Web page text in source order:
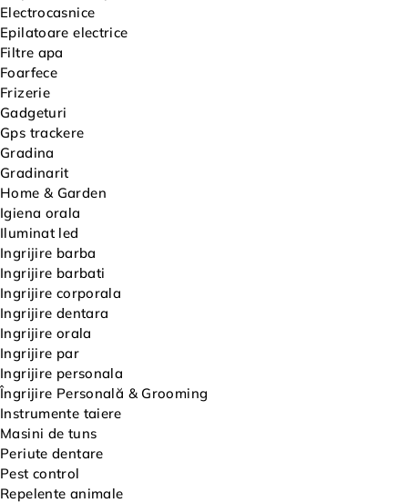
Electrocasnice
Epilatoare electrice
Filtre apa
Foarfece
Frizerie
Gadgeturi
Gps trackere
Gradina
Gradinarit
Home & Garden
Igiena orala
Iluminat led
Ingrijire barba
Ingrijire barbati
Ingrijire corporala
Ingrijire dentara
Ingrijire orala
Ingrijire par
Ingrijire personala
Îngrijire Personală & Grooming
Instrumente taiere
Masini de tuns
Periute dentare
Pest control
Repelente animale